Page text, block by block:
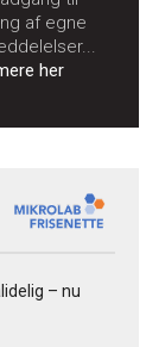
af egne
her
– nu